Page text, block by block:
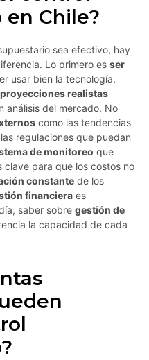
Chile?
sea efectivo, hay
Lo primero es ser
usar bien la tecnología.
realistas
análisis del mercado. No
como las tendencias
regulaciones que puedan
de monitoreo que
clave para que los costos no
constante de los
financiera es
saber sobre gestión de
la capacidad de cada